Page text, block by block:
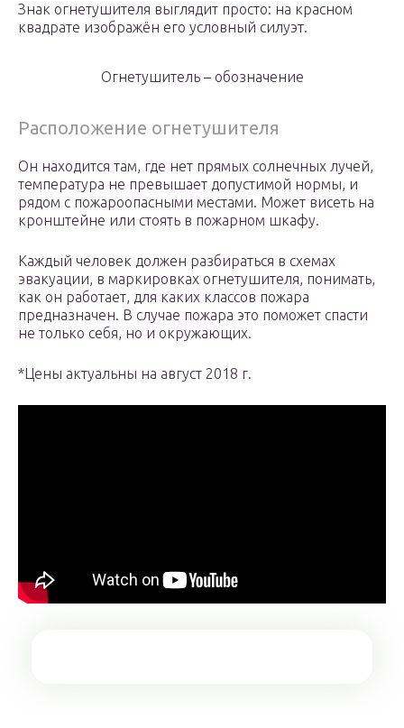
Знак огнетушителя выглядит просто: на красном
квадрате изображён его условный силуэт.
Огнетушитель – обозначение
Расположение огнетушителя
Он находится там, где нет прямых солнечных лучей,
температура не превышает допустимой нормы, и
рядом с пожароопасными местами. Может висеть на
кронштейне или стоять в пожарном шкафу.
Каждый человек должен разбираться в схемах
эвакуации, в маркировках огнетушителя, понимать,
как он работает, для каких классов пожара
предназначен. В случае пожара это поможет спасти
не только себя, но и окружающих.
*Цены актуальны на август 2018 г.